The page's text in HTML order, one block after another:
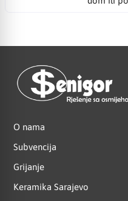
O nama
Subvencija
Grijanje
Keramika Sarajevo